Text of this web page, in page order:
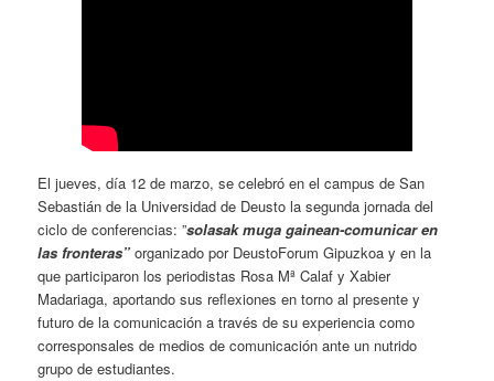
El jueves, día 12 de marzo, se celebró en el campus de San
Sebastián de la Universidad de Deusto la segunda jornada del
ciclo de conferencias: ”solasak muga gainean-comunicar en
las fronteras”organizado por DeustoForum Gipuzkoa y en la
que participaron los periodistas Rosa Mª Calaf y Xabier
Madariaga, aportando sus reflexiones en torno al presente y
futuro de la comunicación a través de su experiencia como
corresponsales de medios de comunicación ante un nutrido
grupo de estudiantes.